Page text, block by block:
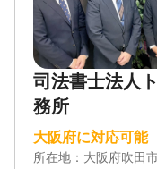
対応地域
相続：全国 贈与
対応業務
遺言書 / 遺産分割
/ 銀行手続き / 戸
更）
対応体制
電話相談可 / 土日
司法書士法人
務所
大阪府に対応可能
所在地： 大阪府吹田